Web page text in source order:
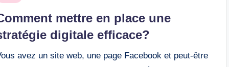
mettre en place une
digitale efficace?
avez un site web, une page Facebook et peut-être